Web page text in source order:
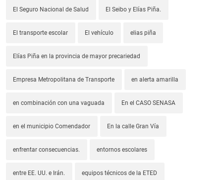
El Seguro Nacional de Salud El Seibo y Elías Piña.
El transporte escolar El vehículo elias piña
Elías Piña en la provincia de mayor precariedad
Empresa Metropolitana de Transporte en alerta amarilla
en combinación con una vaguada En el CASO SENASA
en el municipio Comendador En la calle Gran Vía
enfrentar consecuencias. entornos escolares
entre EE. UU. e Irán. equipos técnicos de la ETED